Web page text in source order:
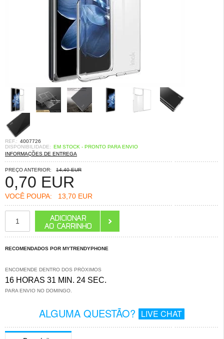
REF.: 4007726
DISPONIBILIDADE: EM STOCK - PRONTO PARA ENVIO
INFORMAÇÕES DE ENTREGA
PREÇO ANTERIOR: 14,40 EUR
0,70 EUR
VOCÊ POUPA: 13,70 EUR
RECOMENDADOS POR MYTRENDYPHONE
ENCOMENDE DENTRO DOS PRÓXIMOS
16 HORAS 31 MIN. 23 SEC.
PARA ENVIO NO DOMINGO.
ALGUMA QUESTÃO? LIVE CHAT